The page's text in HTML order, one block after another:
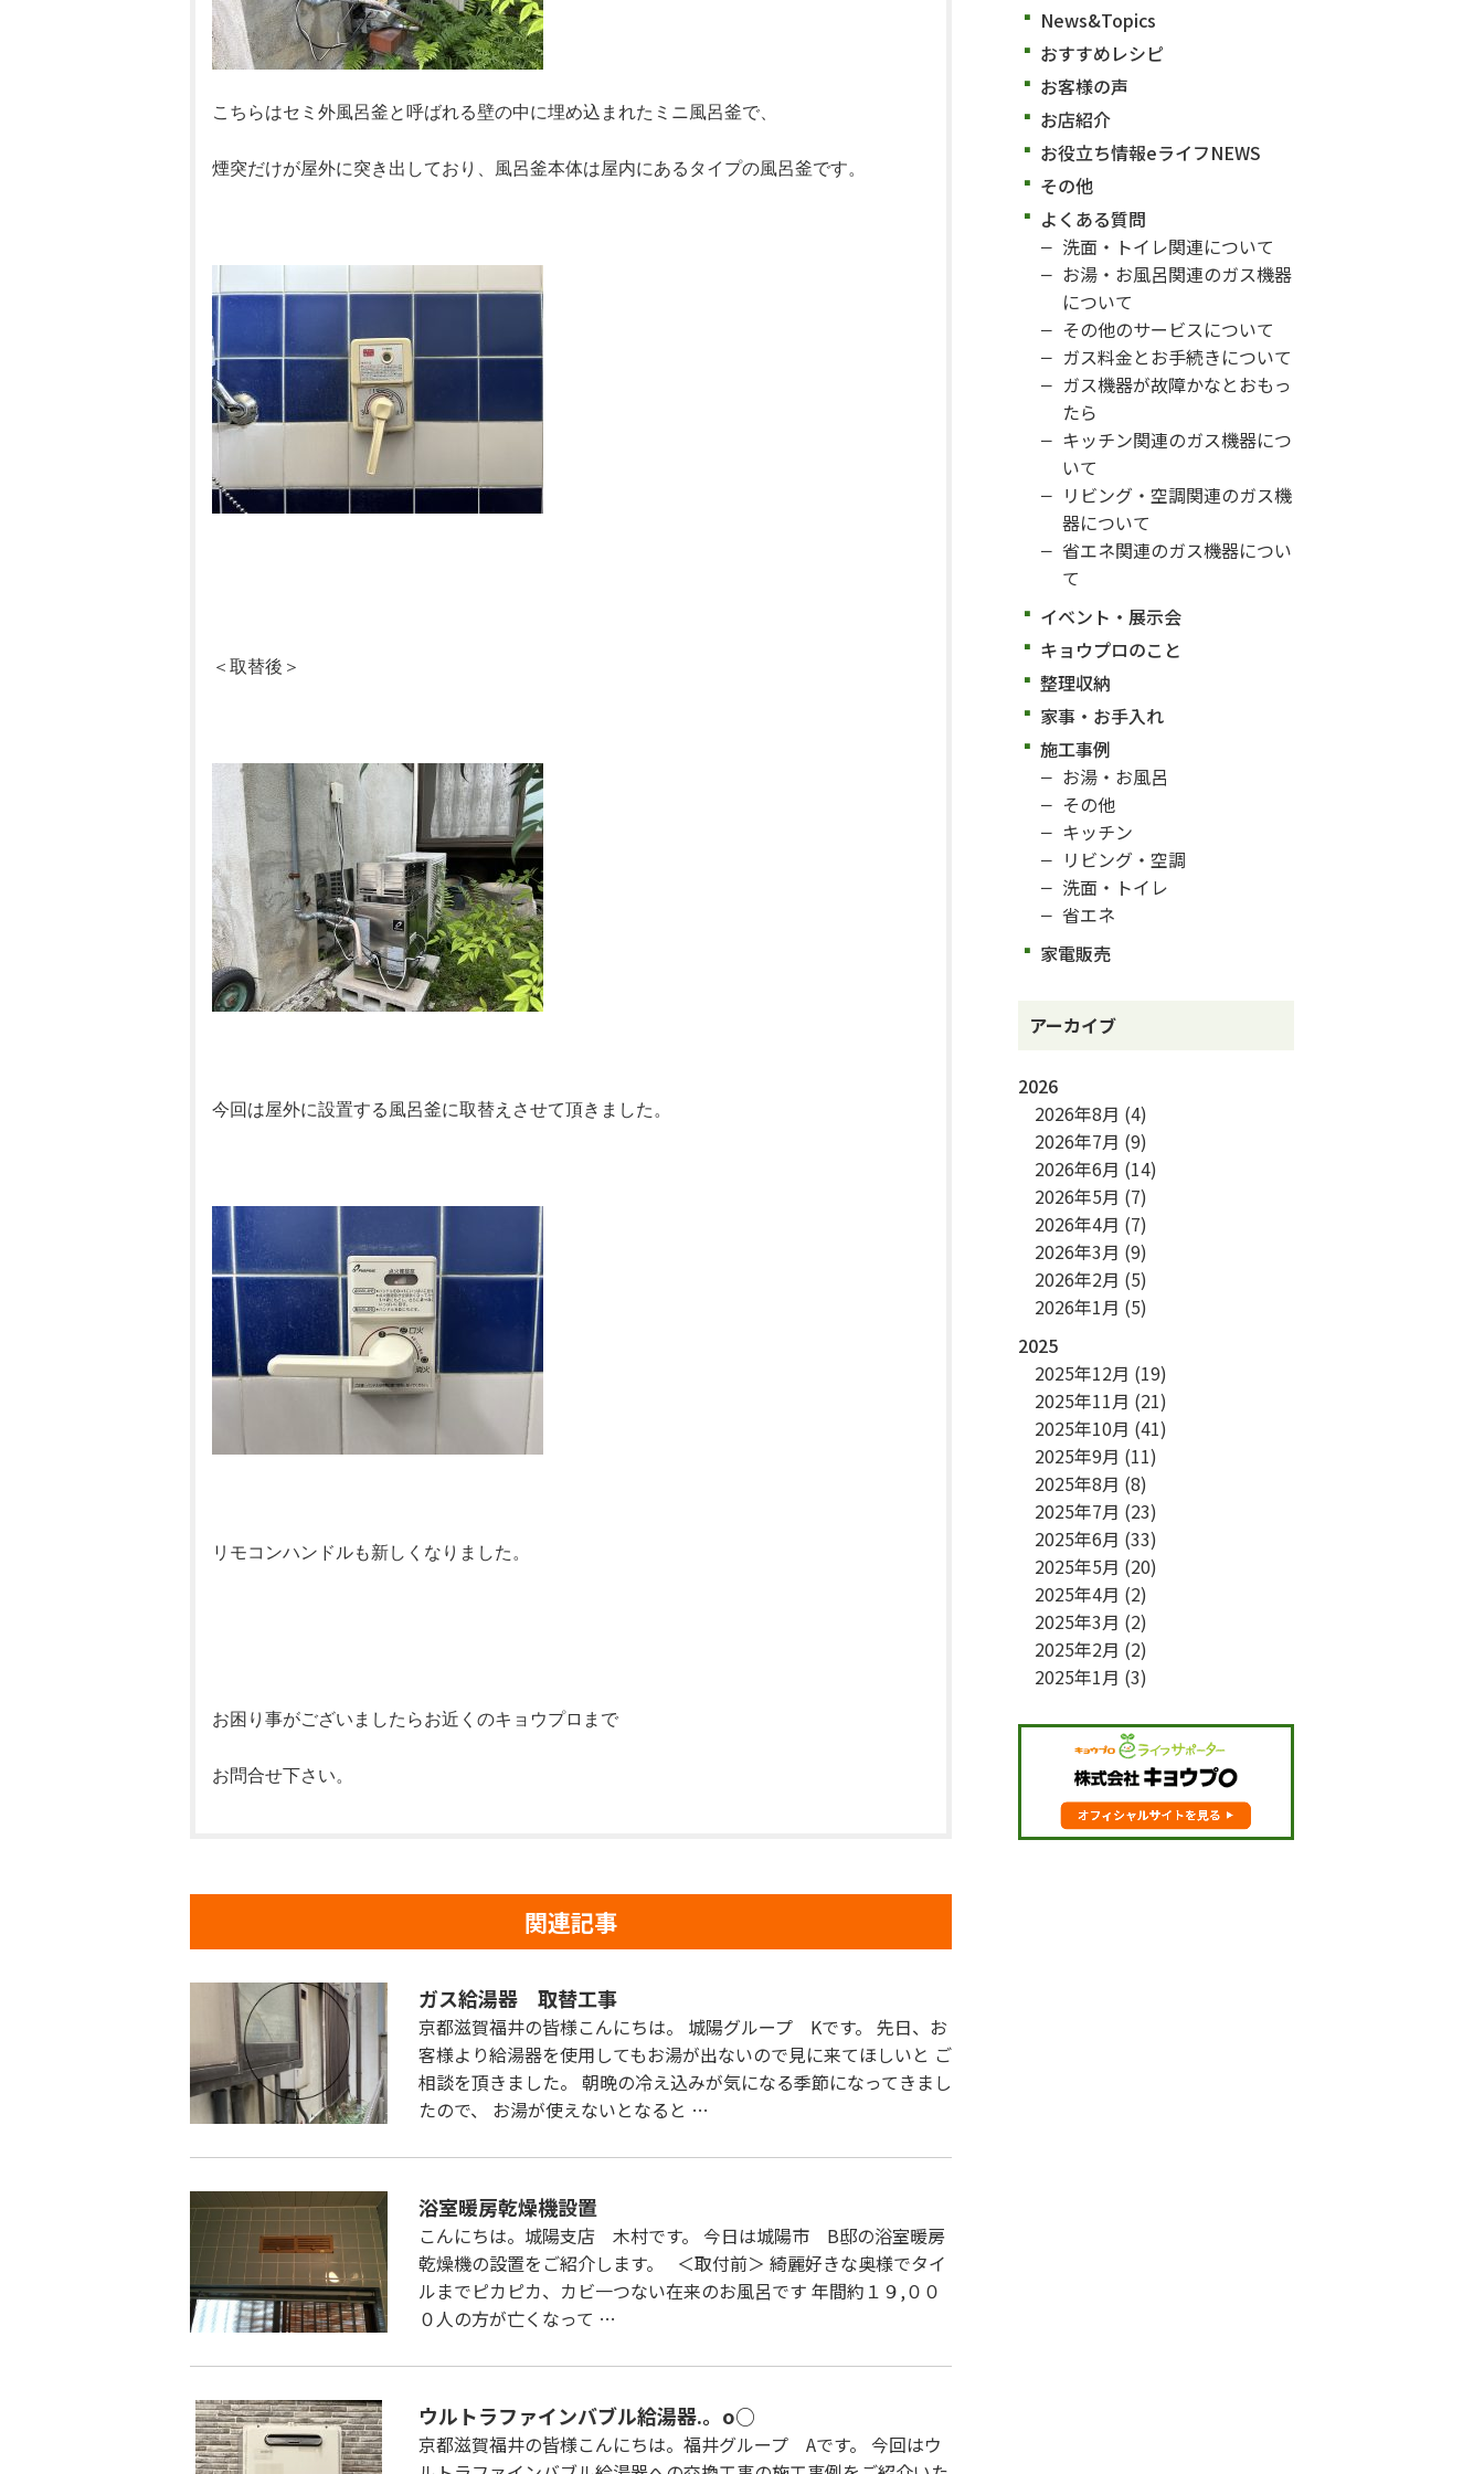
こちらはセミ外風呂釜と呼ばれる壁の中に埋め込まれたミニ風呂釜で、
煙突だけが屋外に突き出しており、風呂釜本体は屋内にあるタイプの風呂釜です。
＜取替後＞
今回は屋外に設置する風呂釜に取替えさせて頂きました。
リモコンハンドルも新しくなりました。
お困り事がございましたらお近くのキョウプロまで
お問合せ下さい。
関連記事
ガス給湯器 取替工事
京都滋賀福井の皆様こんにちは。 城陽グループ Kです。 先日、お
客様より給湯器を使用してもお湯が出ないので見に来てほしいと ご
相談を頂きました。 朝晩の冷え込みが気になる季節になってきまし
たので、 お湯が使えないとなると …
浴室暖房乾燥機設置
こんにちは。城陽支店 木村です。 今日は城陽市 B邸の浴室暖房
乾燥機の設置をご紹介します。 ＜取付前＞ 綺麗好きな奥様でタイ
ルまでピカピカ、カビ一つない在来のお風呂です 年間約１９,００
０人の方が亡くなって …
ウルトラファインバブル給湯器.。o○
京都滋賀福井の皆様こんにちは。福井グループ Aです。 今回はウ
News&Topics
おすすめレシピ
お客様の声
お店紹介
お役立ち情報eライフNEWS
その他
よくある質問
洗面・トイレ関連について
お湯・お風呂関連のガス機器
について
その他のサービスについて
ガス料金とお手続きについて
ガス機器が故障かなとおもっ
たら
キッチン関連のガス機器につ
いて
リビング・空調関連のガス機
器について
省エネ関連のガス機器につい
て
イベント・展示会
キョウプロのこと
整理収納
家事・お手入れ
施工事例
お湯・お風呂
その他
キッチン
リビング・空調
洗面・トイレ
省エネ
家電販売
アーカイブ
2026
2026年8月 (4)
2026年7月 (9)
2026年6月 (14)
2026年5月 (7)
2026年4月 (7)
2026年3月 (9)
2026年2月 (5)
2026年1月 (5)
2025
2025年12月 (19)
2025年11月 (21)
2025年10月 (41)
2025年9月 (11)
2025年8月 (8)
2025年7月 (23)
2025年6月 (33)
2025年5月 (20)
2025年4月 (2)
2025年3月 (2)
2025年2月 (2)
2025年1月 (3)